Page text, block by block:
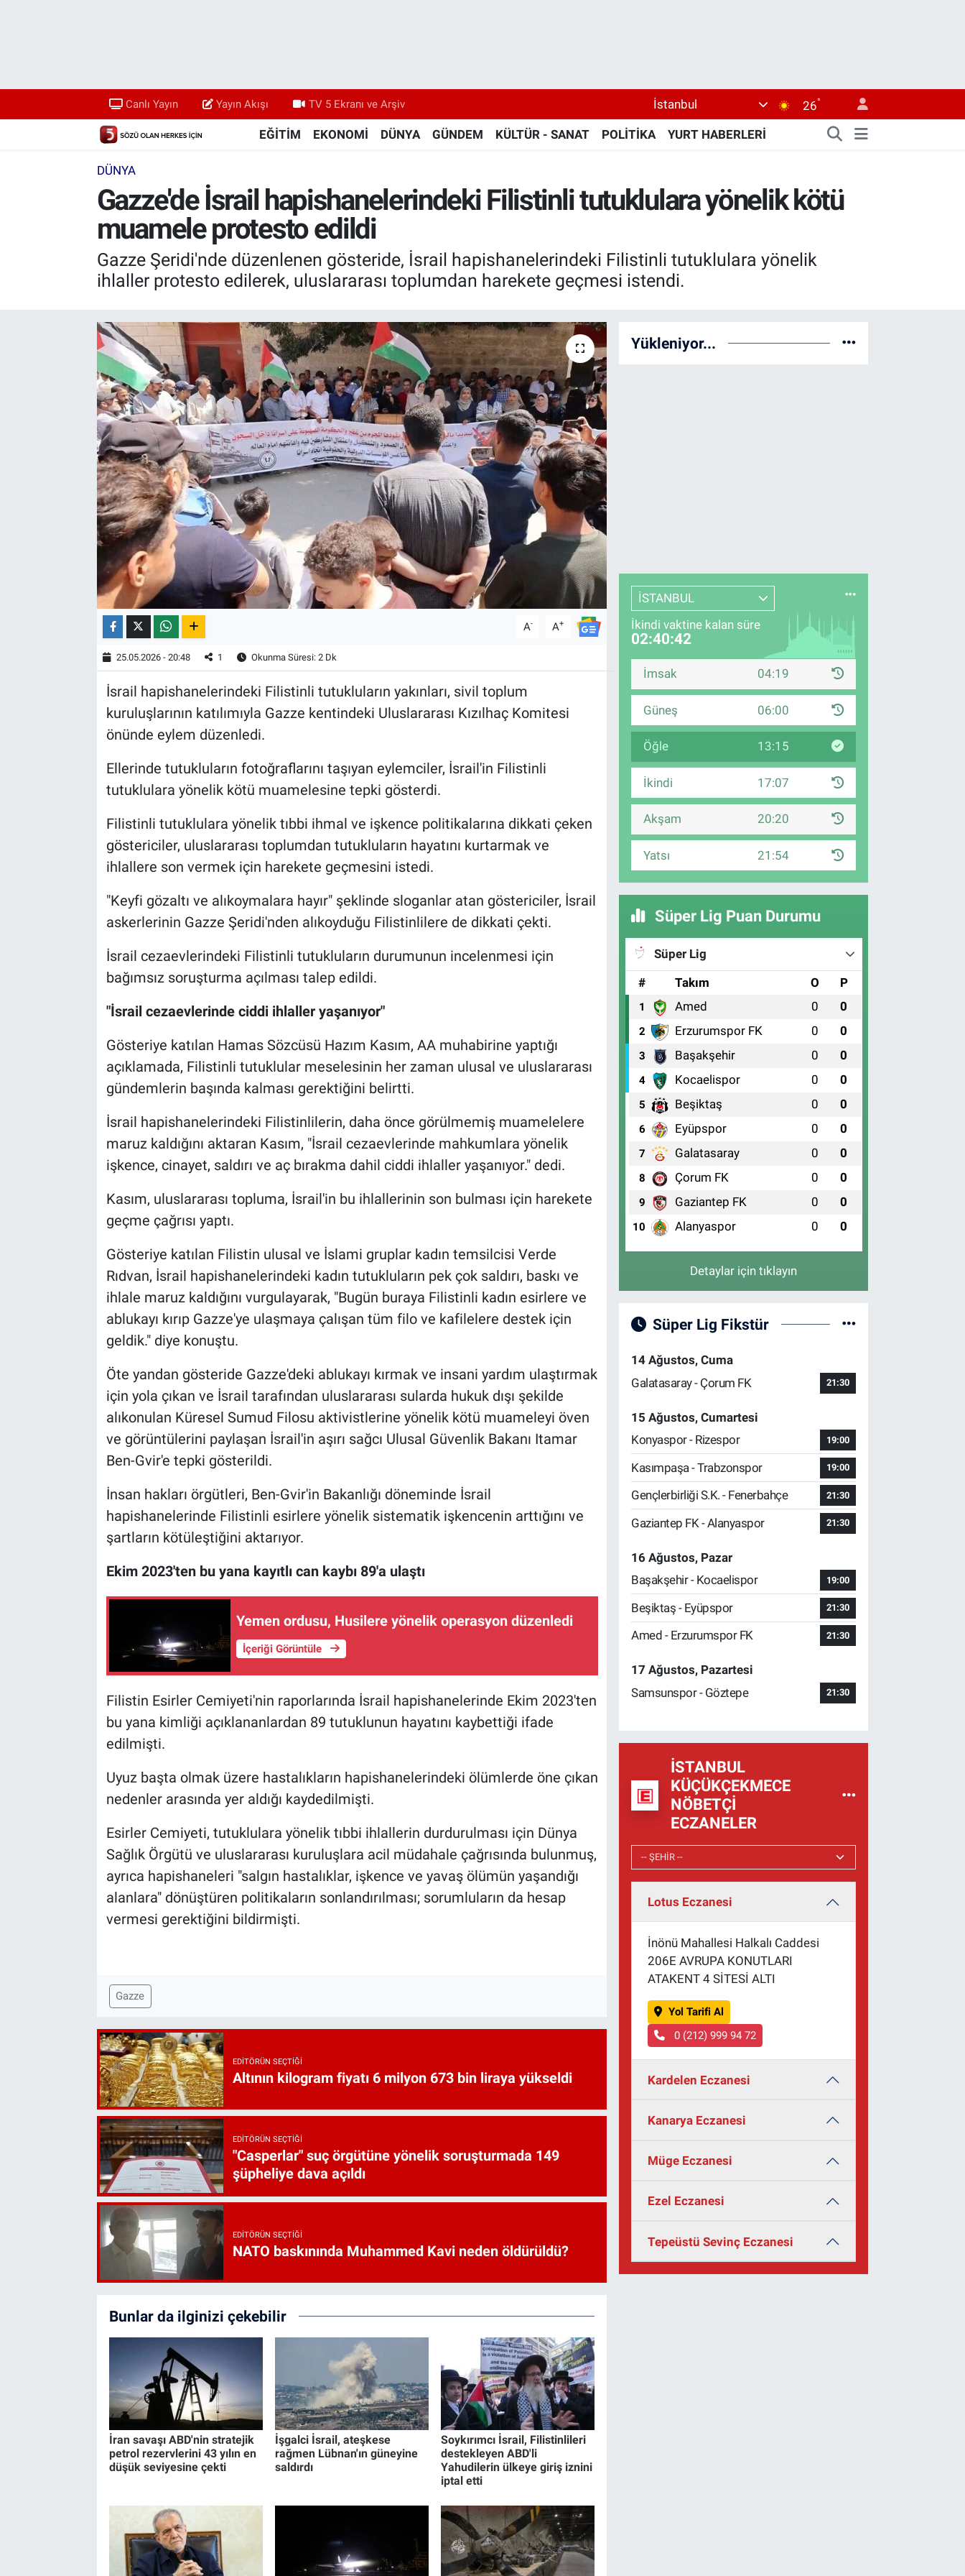
Canlı Yayın Yayın Akışı TV 5 Ekranı ve Arşiv İstanbul 26°
EĞİTİM EKONOMİ DÜNYA GÜNDEM KÜLTÜR - SANAT POLİTİKA YURT HABERLERİ
DÜNYA
Gazze'de İsrail hapishanelerindeki Filistinli tutuklulara yönelik kötü
muamele protesto edildi
Gazze Şeridi'nde düzenlenen gösteride, İsrail hapishanelerindeki Filistinli tutuklulara yönelik
ihlaller protesto edilerek, uluslararası toplumdan harekete geçmesi istendi.
A- A+
25.05.2026 - 20:48 1 Okunma Süresi: 2 Dk
İsrail hapishanelerindeki Filistinli tutukluların yakınları, sivil toplum
kuruluşlarının katılımıyla Gazze kentindeki Uluslararası Kızılhaç Komitesi
önünde eylem düzenledi.
Ellerinde tutukluların fotoğraflarını taşıyan eylemciler, İsrail'in Filistinli
tutuklulara yönelik kötü muamelesine tepki gösterdi.
Filistinli tutuklulara yönelik tıbbi ihmal ve işkence politikalarına dikkati çeken
göstericiler, uluslararası toplumdan tutukluların hayatını kurtarmak ve
ihlallere son vermek için harekete geçmesini istedi.
"Keyfi gözaltı ve alıkoymalara hayır" şeklinde sloganlar atan göstericiler, İsrail
askerlerinin Gazze Şeridi'nden alıkoyduğu Filistinlilere de dikkati çekti.
İsrail cezaevlerindeki Filistinli tutukluların durumunun incelenmesi için
bağımsız soruşturma açılması talep edildi.
"İsrail cezaevlerinde ciddi ihlaller yaşanıyor"
Gösteriye katılan Hamas Sözcüsü Hazım Kasım, AA muhabirine yaptığı
açıklamada, Filistinli tutuklular meselesinin her zaman ulusal ve uluslararası
gündemlerin başında kalması gerektiğini belirtti.
İsrail hapishanelerindeki Filistinlilerin, daha önce görülmemiş muamelelere
maruz kaldığını aktaran Kasım, "İsrail cezaevlerinde mahkumlara yönelik
işkence, cinayet, saldırı ve aç bırakma dahil ciddi ihlaller yaşanıyor." dedi.
Kasım, uluslararası topluma, İsrail'in bu ihlallerinin son bulması için harekete
geçme çağrısı yaptı.
Gösteriye katılan Filistin ulusal ve İslami gruplar kadın temsilcisi Verde
Rıdvan, İsrail hapishanelerindeki kadın tutukluların pek çok saldırı, baskı ve
ihlale maruz kaldığını vurgulayarak, "Bugün buraya Filistinli kadın esirlere ve
ablukayı kırıp Gazze'ye ulaşmaya çalışan tüm filo ve kafilelere destek için
geldik." diye konuştu.
Öte yandan gösteride Gazze'deki ablukayı kırmak ve insani yardım ulaştırmak
için yola çıkan ve İsrail tarafından uluslararası sularda hukuk dışı şekilde
alıkonulan Küresel Sumud Filosu aktivistlerine yönelik kötü muameleyi öven
ve görüntülerini paylaşan İsrail'in aşırı sağcı Ulusal Güvenlik Bakanı Itamar
Ben-Gvir'e tepki gösterildi.
İnsan hakları örgütleri, Ben-Gvir'in Bakanlığı döneminde İsrail
hapishanelerinde Filistinli esirlere yönelik sistematik işkencenin arttığını ve
şartların kötüleştiğini aktarıyor.
Ekim 2023'ten bu yana kayıtlı can kaybı 89'a ulaştı
Yemen ordusu, Husilere yönelik operasyon düzenledi
İçeriği Görüntüle
Filistin Esirler Cemiyeti'nin raporlarında İsrail hapishanelerinde Ekim 2023'ten
bu yana kimliği açıklananlardan 89 tutuklunun hayatını kaybettiği ifade
edilmişti.
Uyuz başta olmak üzere hastalıkların hapishanelerindeki ölümlerde öne çıkan
nedenler arasında yer aldığı kaydedilmişti.
Esirler Cemiyeti, tutuklulara yönelik tıbbi ihlallerin durdurulması için Dünya
Sağlık Örgütü ve uluslararası kuruluşlara acil müdahale çağrısında bulunmuş,
ayrıca hapishaneleri "salgın hastalıklar, işkence ve yavaş ölümün yaşandığı
alanlara" dönüştüren politikaların sonlandırılması; sorumluların da hesap
vermesi gerektiğini bildirmişti.
Gazze
EDITÖRÜN SEÇTIĞI
Altının kilogram fiyatı 6 milyon 673 bin liraya yükseldi
EDITÖRÜN SEÇTIĞI
"Casperlar" suç örgütüne yönelik soruşturmada 149
şüpheliye dava açıldı
EDITÖRÜN SEÇTIĞI
NATO baskınında Muhammed Kavi neden öldürüldü?
Bunlar da ilginizi çekebilir
İran savaşı ABD'nin stratejik
petrol rezervlerini 43 yılın en
düşük seviyesine çekti
İşgalci İsrail, ateşkese
rağmen Lübnan'ın güneyine
saldırdı
Soykırımcı İsrail, Filistinlileri
destekleyen ABD'li
Yahudilerin ülkeye giriş iznini
iptal etti
Yükleniyor...
İSTANBUL
İkindi vaktine kalan süre
02:40:41
İmsak 04:19
Güneş 06:00
Öğle 13:15
İkindi 17:07
Akşam 20:20
Yatsı 21:54
Süper Lig Puan Durumu
Süper Lig
#
Takım O P
1 Amed 0 0
2 Erzurumspor FK 0 0
3 Başakşehir 0 0
4 Kocaelispor 0 0
5 Beşiktaş 0 0
6 Eyüpspor 0 0
7 Galatasaray 0 0
8 Çorum FK 0 0
9 Gaziantep FK 0 0
10 Alanyaspor 0 0
Detaylar için tıklayın
Süper Lig Fikstür
14 Ağustos, Cuma
Galatasaray - Çorum FK
21:30
15 Ağustos, Cumartesi
Konyaspor - Rizespor
19:00
Kasımpaşa - Trabzonspor 19:00
Gençlerbirliği S.K. - Fenerbahçe 21:30
Gaziantep FK - Alanyaspor 21:30
16 Ağustos, Pazar
Başakşehir - Kocaelispor
19:00
Beşiktaş - Eyüpspor 21:30
Amed - Erzurumspor FK 21:30
17 Ağustos, Pazartesi
Samsunspor - Göztepe
21:30
İSTANBUL
KÜÇÜKÇEKMECE
NÖBETÇI
ECZANELER
Lotus Eczanesi
İnönü Mahallesi Halkalı Caddesi
206E AVRUPA KONUTLARI
ATAKENT 4 SİTESİ ALTI
Yol Tarifi Al
0 (212) 999 94 72
Kardelen Eczanesi
Kanarya Eczanesi
Müge Eczanesi
Ezel Eczanesi
Tepeüstü Sevinç Eczanesi
Yayın Akışı
TV 5 Ekranı ve Arşiv